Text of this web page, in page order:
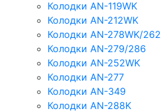
Колодки AN-119WK
Колодки AN-212WK
Колодки AN-278WK/262
Колодки AN-279/286
Колодки AN-252WK
Колодки AN-277
Колодки AN-349
Колодки AN-288K